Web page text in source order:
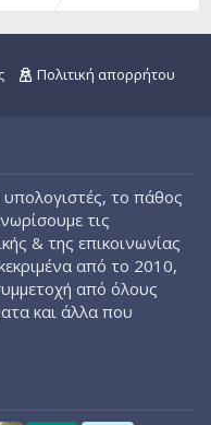
Πολιτική απορρήτου
το πάθος
τις
& της επικοινωνίας
από το 2010,
από όλους
και άλλα που